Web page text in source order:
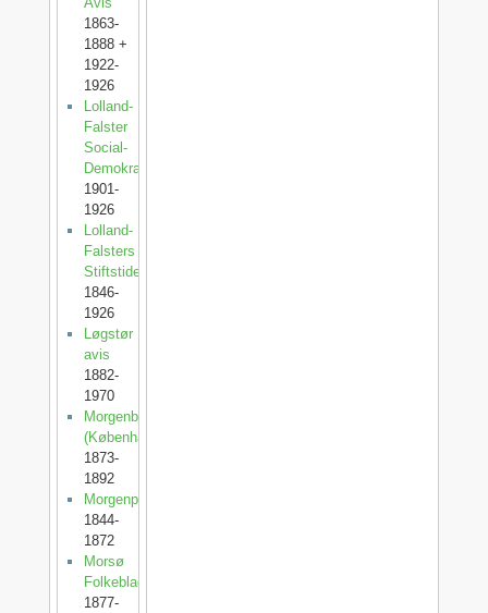
1863-
1888 +
1922-
1926
Lolland-
Falster
Social-
Demokrat
1901-
1926
Lolland-
Falsters
Stiftstidende
1846-
1926
Løgstør
avis
1882-
1970
Morgenbladet
(København)
1873-
1892
Morgenposten
1844-
1872
Morsø
Folkeblad
1877-